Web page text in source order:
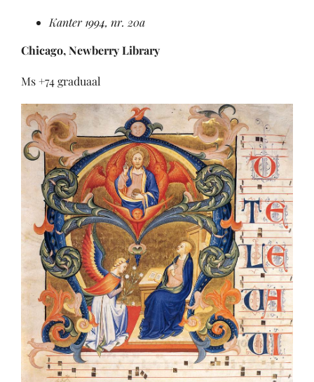
Kanter 1994, nr. 20a
Chicago, Newberry Library
Ms +74 graduaal